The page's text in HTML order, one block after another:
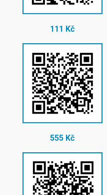
111 Kč
555 Kč